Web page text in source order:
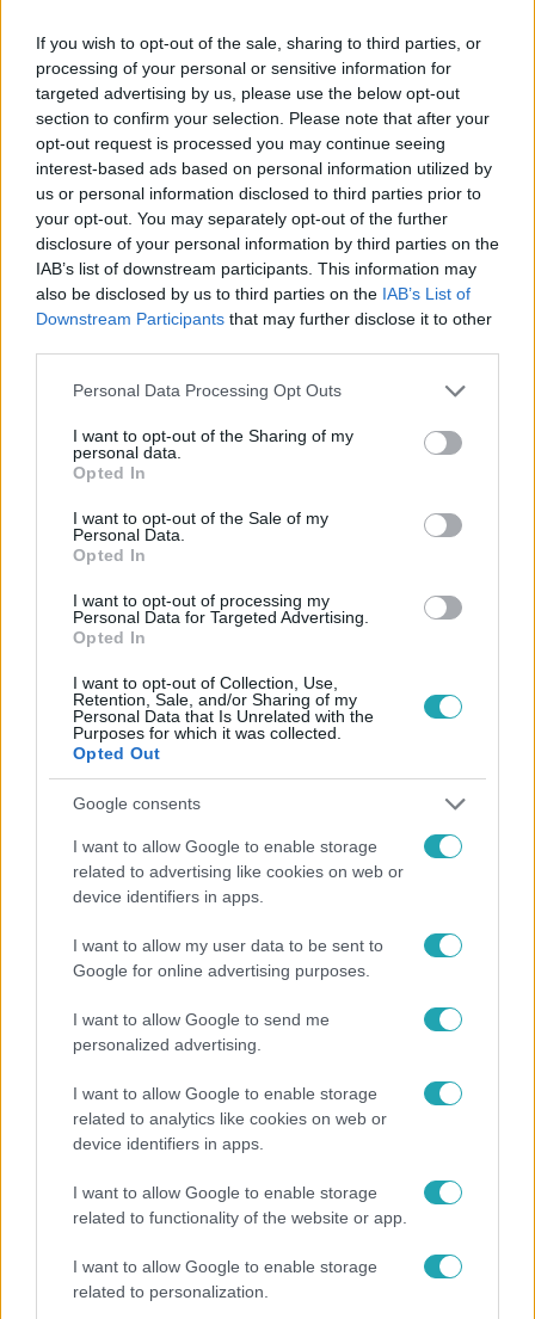
If you wish to opt-out of the sale, sharing to third parties, or
processing of your personal or sensitive information for
targeted advertising by us, please use the below opt-out
section to confirm your selection. Please note that after your
opt-out request is processed you may continue seeing
interest-based ads based on personal information utilized by
us or personal information disclosed to third parties prior to
your opt-out. You may separately opt-out of the further
disclosure of your personal information by third parties on the
IAB’s list of downstream participants. This information may
also be disclosed by us to third parties on the IAB’s List of
Downstream Participants that may further disclose it to other
Please note that this website/app uses one or more Google
not limited to your visit or usage behaviour. You may click to
grant or deny consent to Google and its third-party tags to
use your data for below specified purposes in below Google
consent section.
Personal Data Processing Opt Outs
I want to opt-out of the Sharing of my
personal data.
Opted In
I want to opt-out of the Sale of my
Personal Data.
Opted In
I want to opt-out of processing my
Personal Data for Targeted Advertising.
Opted In
I want to opt-out of Collection, Use,
Retention, Sale, and/or Sharing of my
Personal Data that Is Unrelated with the
Purposes for which it was collected.
Opted Out
Google consents
I want to allow Google to enable storage
related to advertising like cookies on web or
device identifiers in apps.
I want to allow my user data to be sent to
Google for online advertising purposes.
I want to allow Google to send me
personalized advertising.
I want to allow Google to enable storage
related to analytics like cookies on web or
device identifiers in apps.
I want to allow Google to enable storage
related to functionality of the website or app.
I want to allow Google to enable storage
related to personalization.
Kövess minket, és értesülj a friss
hírekről a Facebookon is!
Követem
SZÜLETÉSNAP
Népszerű
Nagyvilág
Nem Bécs lett az első: ezekben a városokban
a legjobb élni 2026-ban